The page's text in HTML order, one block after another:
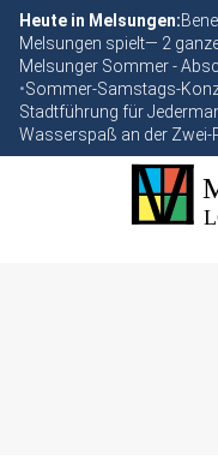
Heute in Melsungen:
Melsungen spielt— 2
Melsunger Sommer -
•Sommer-Samstags-
Stadtführung für
Wasserspaß an der Zwei-